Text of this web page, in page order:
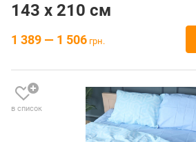
143 x 210 см
1 389 — 1 506 грн.
в список